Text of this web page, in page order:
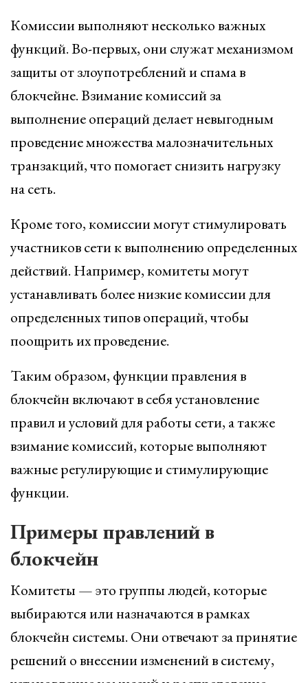
Комиссии выполняют несколько важных
функций. Во-первых, они служат механизмом
защиты от злоупотреблений и спама в
блокчейне. Взимание комиссий за
выполнение операций делает невыгодным
проведение множества малозначительных
транзакций, что помогает снизить нагрузку
на сеть.
Кроме того, комиссии могут стимулировать
участников сети к выполнению определенных
действий. Например, комитеты могут
устанавливать более низкие комиссии для
определенных типов операций, чтобы
поощрить их проведение.
Таким образом, функции правления в
блокчейн включают в себя установление
правил и условий для работы сети, а также
взимание комиссий, которые выполняют
важные регулирующие и стимулирующие
функции.
Примеры правлений в
блокчейн
Комитеты — это группы людей, которые
выбираются или назначаются в рамках
блокчейн системы. Они отвечают за принятие
решений о внесении изменений в систему,